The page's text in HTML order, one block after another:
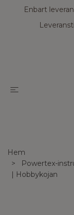
Enbart
Hem
Powertex-
| Hobbykojan